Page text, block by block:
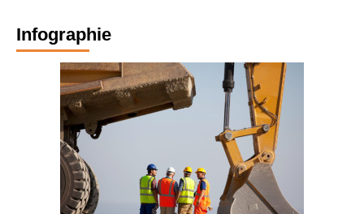
Infographie